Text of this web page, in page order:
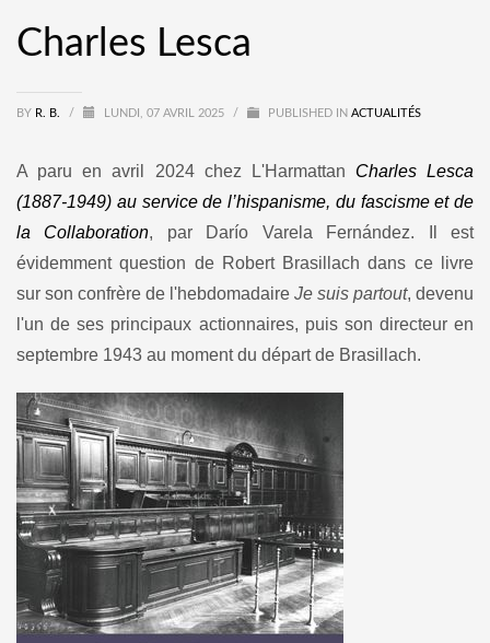
Charles Lesca
BY R. B. / LUNDI, 07 AVRIL 2025 / PUBLISHED IN ACTUALITÉS
A paru en avril 2024 chez L'Harmattan Charles Lesca
(1887-1949) au service de l’hispanisme, du fascisme et de
la Collaboration, par Darío Varela Fernández. Il est
évidemment question de Robert Brasillach dans ce livre
sur son confrère de l'hebdomadaire Je suis partout, devenu
l'un de ses principaux actionnaires, puis son directeur en
septembre 1943 au moment du départ de Brasillach.